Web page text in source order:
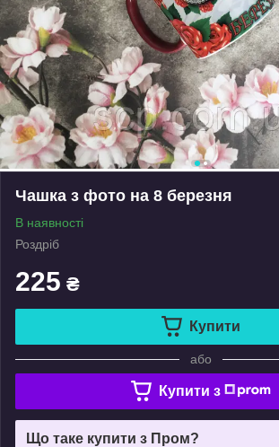
Чашка з фото на 8 березня
В наявності
Роздріб
225 ₴
Купити
або
Купити з
Що таке купити з Пром?